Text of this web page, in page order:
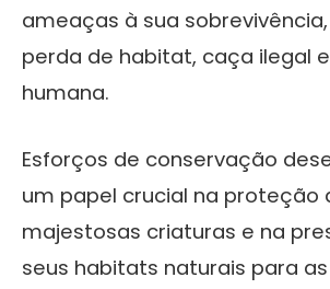
ameaças à sua
perda de habitat, caça ilegal
humana.
Esforços de conservação
um papel crucial na proteção
majestosas criaturas e na
seus habitats naturais para